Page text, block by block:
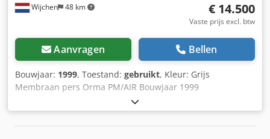
Wijchen 48 km € 14.500
Vaste prijs excl. btw
Aanvragen Bellen
Bouwjaar: 1999, Toestand: gebruikt, Kleur: Grijs
Membraan pers Orma PM/AIR Bouwjaar 1999
Serienummer 52850199 Afmetingen 2300*900mm Max
paneelafmeting 2200x800mm Max dikte paneel 40mm 8
cilinders diameter 100mm Slag 150mm Persdruk 160T